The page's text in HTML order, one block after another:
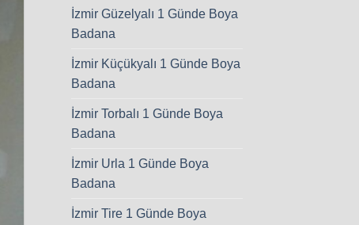
İzmir Güzelyalı 1 Günde Boya
Badana
İzmir Küçükyalı 1 Günde Boya
Badana
İzmir Torbalı 1 Günde Boya
Badana
İzmir Urla 1 Günde Boya
Badana
İzmir Tire 1 Günde Boya